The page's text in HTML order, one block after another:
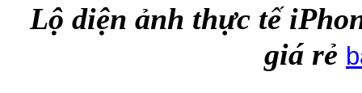
Lộ diện ảnh thực tế
giá rẻ